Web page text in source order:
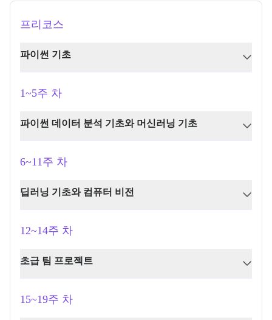
프리코스
파이썬 기초
1~5주 차
파이썬 데이터 분석 기초와 머신러닝 기초
6~11주 차
딥러닝 기초와 컴퓨터 비전
12~14주 차
초급 팀 프로젝트
15~19주 차